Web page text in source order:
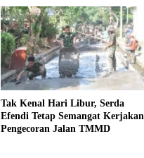
Tak Kenal Hari Libur, Serda
Efendi Tetap Semangat Kerjakan
Pengecoran Jalan TMMD